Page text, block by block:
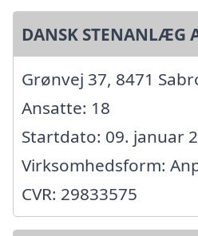
DANSK STENANLÆG
Grønvej 37, 8471
Ansatte: 18
Startdato: 09. januar
Virksomhedsform:
CVR: 29833575